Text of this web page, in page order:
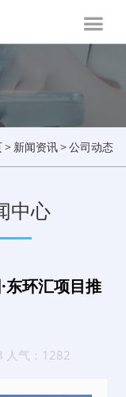
> 新闻资讯>公司动态
中心
东环汇项目推
人气：1282